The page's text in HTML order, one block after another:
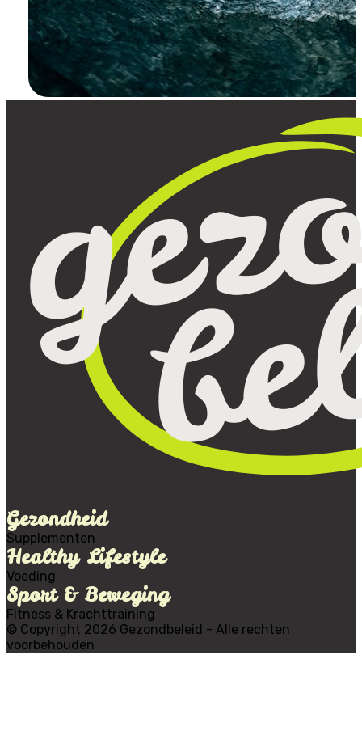
Gezondheid
Supplementen
Healthy Lifestyle
Voeding
Sport & Beweging
Fitness & Krachttraining
© Copyright 2026 Gezondbeleid - Alle rechten
voorbehouden